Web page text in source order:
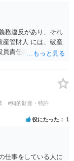
務違反があり、それ
産管財人 には、破産
員責任の査定申立て
#知的財産・特許
役にたった 1
仕事をしている人に